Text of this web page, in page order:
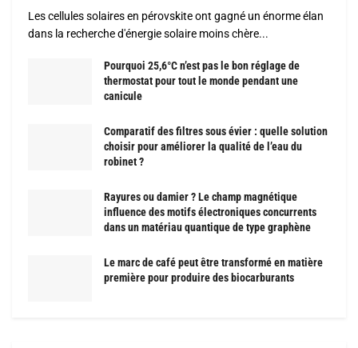
Les cellules solaires en pérovskite ont gagné un énorme élan
dans la recherche d'énergie solaire moins chère...
Pourquoi 25,6°C n’est pas le bon réglage de
thermostat pour tout le monde pendant une
canicule
Comparatif des filtres sous évier : quelle solution
choisir pour améliorer la qualité de l’eau du
robinet ?
Rayures ou damier ? Le champ magnétique
influence des motifs électroniques concurrents
dans un matériau quantique de type graphène
Le marc de café peut être transformé en matière
première pour produire des biocarburants